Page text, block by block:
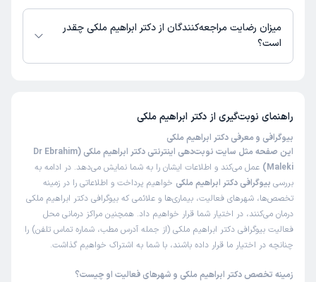
دکتر ابراهیم ملکی از روز شنبه 24 مرداد 1405 بیمار جدید می‌پذیرند.
میزان رضایت مراجعه‌کنندگان از دکتر ابراهیم ملکی چقدر
است؟
راهنمای نوبت‌گیری از دکتر ابراهیم ملکی
بیوگرافی و معرفی دکتر ابراهیم ملکی
این صفحه مثل سایت نوبت‌دهی اینترنتی دکتر ابراهیم ملکی (Dr Ebrahim
Maleki)
عمل می‌کند و اطلاعات ایشان را به شما نمایش می‌دهد. در ادامه به
بررسی بیوگرافی دکتر ابراهیم ملکی خواهیم پرداخت و اطلاعاتی را در زمینه
تخصص‌ها، شهرهای فعالیت، بیماری‌ها و علائمی که بیوگرافی دکتر ابراهیم ملکی
درمان می‌کنند، در اختیار شما قرار خواهیم داد. همچنین مراکز درمانی محل
فعالیت بیوگرافی دکتر ابراهیم ملکی (از جمله آدرس مطب، شماره تماس تلفن) را
چنانچه در اختیار ما قرار داده باشند، با شما به اشتراک خواهیم گذاشت.
زمینه تخصص دکتر ابراهیم ملکی و شهرهای فعالیت او چیست؟